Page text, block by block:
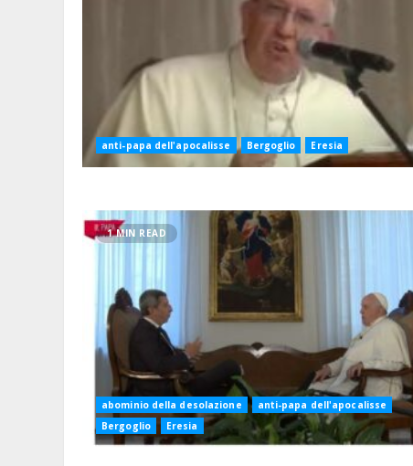
anti-papa dell'apocalisse Bergoglio Eresia
1 MIN READ
abominio della desolazione
anti-papa dell'apocalisse
Bergoglio
Eresia